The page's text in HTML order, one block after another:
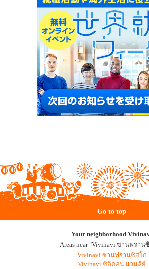
Go to top
Your neighborhood
Areas near "Vivinavi ซานฟราน
Vivinavi ซานฟรานซิสโก
Vivinavi ซิลิคอน แวนลีย์